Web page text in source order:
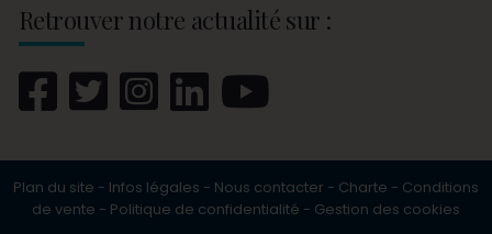
Retrouver notre actualité sur :
Plan du site - Infos légales - Nous contacter - Charte - Conditions
de vente - Politique de confidentialité - Gestion des cookies